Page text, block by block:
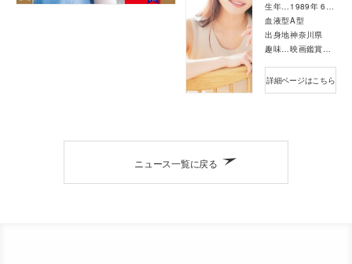
生年月日
1989年 6月 15日
血液型A型
出身地神奈川県
趣味・特技
映画鑑賞・舞台鑑賞・執筆活動
詳細ページはこちら
ニュース一覧に戻る